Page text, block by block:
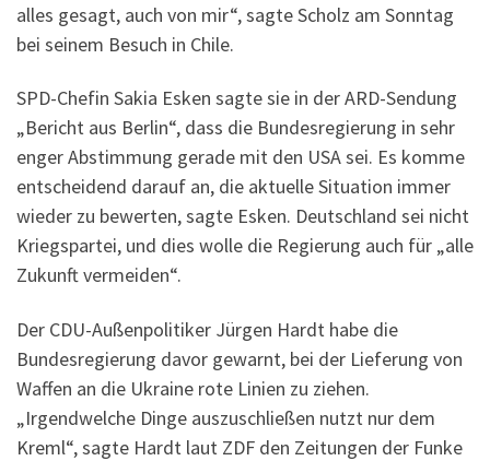
alles gesagt, auch von mir“, sagte Scholz am Sonntag
bei seinem Besuch in Chile.
SPD-Chefin Sakia Esken sagte sie in der ARD-Sendung
„Bericht aus Berlin“, dass die Bundesregierung in sehr
enger Abstimmung gerade mit den USA sei. Es komme
entscheidend darauf an, die aktuelle Situation immer
wieder zu bewerten, sagte Esken. Deutschland sei nicht
Kriegspartei, und dies wolle die Regierung auch für „alle
Zukunft vermeiden“.
Der CDU-Außenpolitiker Jürgen Hardt habe die
Bundesregierung davor gewarnt, bei der Lieferung von
Waffen an die Ukraine rote Linien zu ziehen.
„Irgendwelche Dinge auszuschließen nutzt nur dem
Kreml“, sagte Hardt laut ZDF den Zeitungen der Funke